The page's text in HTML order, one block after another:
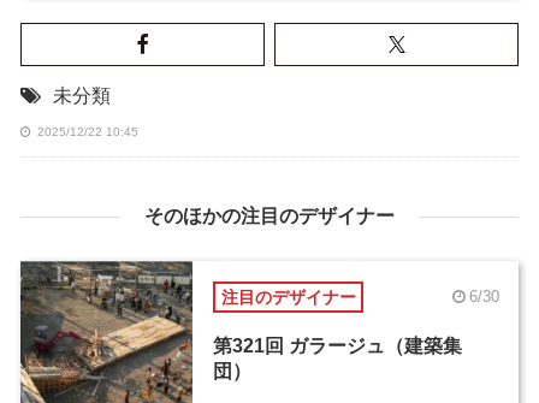
未分類
2025/12/22 10:45
そのほかの注目のデザイナー
注目のデザイナー 6/30
第321回 ガラージュ（建築集
団）